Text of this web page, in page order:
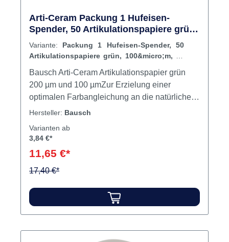
Arti-Ceram Packung 1 Hufeisen-
Spender, 50 Artikulationspapiere grün,
100&micro;m, 52 x 20 mm
Variante: Packung 1 Hufeisen-Spender, 50
Artikulationspapiere grün, 100&micro;m, 52
Bausch Arti-Ceram Artikulationspapier grün
200 µm und 100 µmZur Erzielung einer
optimalen Farbangleichung an die natürliche
Zahnsubstanz bieten sich verschiedene
Zirkonoxidkeramik und Feldspateramik. Diese
(temporären) Kronen sowie Inlays und Onlays
und lassen sich für eine herausragende
ergeben sich bei der Anpassung der Okklusion
mit diesen glänzenden Materialien, die oft
werden, Herausforderungen für Zahnärztinnen
Hersteller: Bausch
Varianten ab
3,84 €*
11,65 €*
17,40 €*